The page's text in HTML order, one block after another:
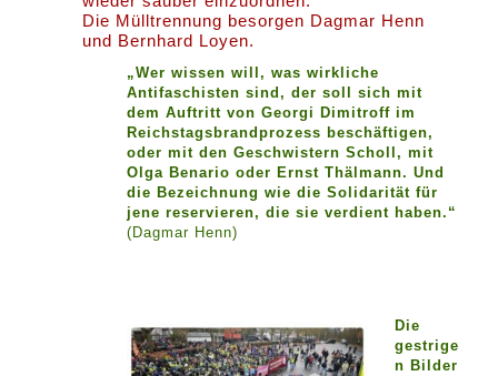
Die Mülltrennung besorgen Dagmar Henn
und Bernhard Loyen.
„Wer wissen will, was wirkliche
Antifaschisten sind, der soll sich mit
dem Auftritt von Georgi Dimitroff im
Reichstagsbrandprozess beschäftigen,
oder mit den Geschwistern Scholl, mit
Olga Benario oder Ernst Thälmann. Und
die Bezeichnung wie die Solidarität für
jene reservieren, die sie verdient haben.“
(Dagmar Henn)
Die
gestrige
n Bilder